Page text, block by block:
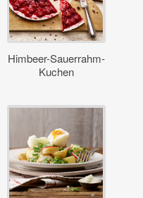
Himbeer-Sauerrahm-
Kuchen